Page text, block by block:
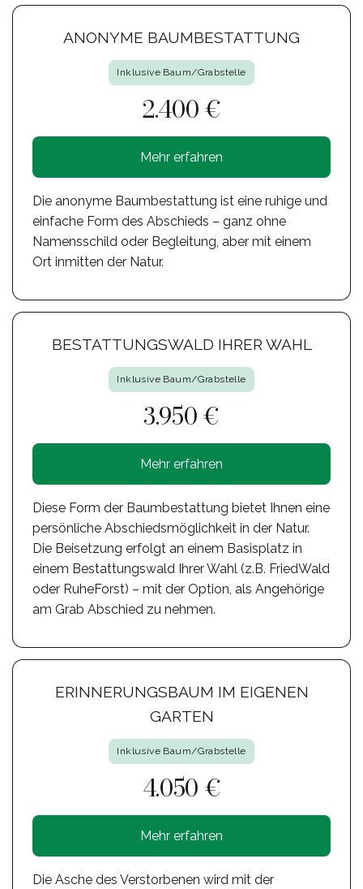
ANONYME BAUMBESTATTUNG
Inklusive Baum/Grabstelle
2.400 €
Mehr erfahren
Die anonyme Baumbestattung ist eine ruhige und
einfache Form des Abschieds – ganz ohne
Namensschild oder Begleitung, aber mit einem
Ort inmitten der Natur.
BESTATTUNGSWALD IHRER WAHL
Inklusive Baum/Grabstelle
3.950 €
Mehr erfahren
Diese Form der Baumbestattung bietet Ihnen eine
persönliche Abschiedsmöglichkeit in der Natur.
Die Beisetzung erfolgt an einem Basisplatz in
einem Bestattungswald Ihrer Wahl (z.B. FriedWald
oder RuheForst) – mit der Option, als Angehörige
am Grab Abschied zu nehmen.
ERINNERUNGSBAUM IM EIGENEN
GARTEN
Inklusive Baum/Grabstelle
4.050 €
Mehr erfahren
Die Asche des Verstorbenen wird mit der